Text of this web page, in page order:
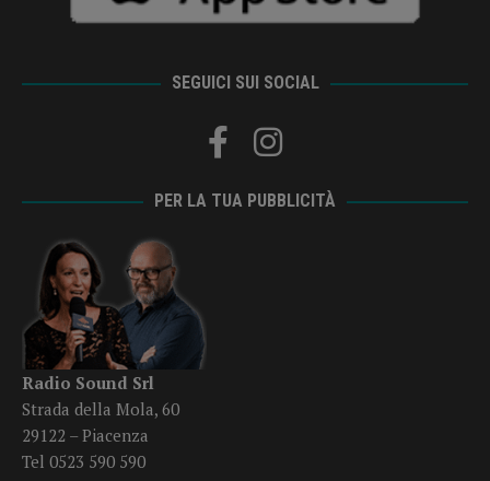
SEGUICI SUI SOCIAL
PER LA TUA PUBBLICITÀ
Radio Sound Srl
Strada della Mola, 60
29122 – Piacenza
Tel 0523 590 590